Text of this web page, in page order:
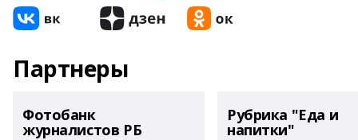
Партнеры
Фотобанк
журналистов РБ
Рубрика "Еда и
напитки"